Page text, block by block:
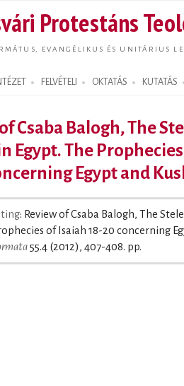
Protestáns
EVANGÉLIKUS ÉS UNITÁRIUS
FELVÉTELI OKTATÁS KUTATÁS
Csaba Balogh, The
Egypt. The
Egypt and
: Review of Csaba Balogh, The
of Isaiah 18-20 concerning
55.4 (2012), 407-408. pp.